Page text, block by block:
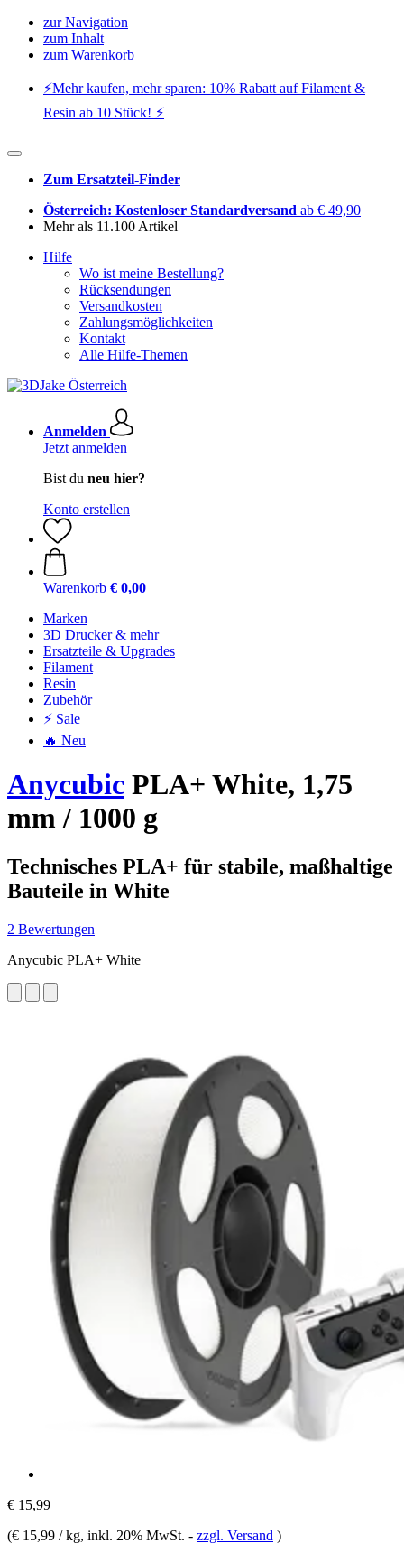
zur Navigation
zum Inhalt
zum Warenkorb
⚡️Mehr kaufen, mehr sparen: 10% Rabatt auf Filament &
Resin ab 10 Stück! ⚡️
Zum Ersatzteil-Finder
Österreich: Kostenloser Standardversand ab € 49,90
Mehr als 11.100 Artikel
Hilfe
Wo ist meine Bestellung?
Rücksendungen
Versandkosten
Zahlungsmöglichkeiten
Kontakt
Alle Hilfe-Themen
Anmelden
Jetzt anmelden
Bist du neu hier?
Konto erstellen
Warenkorb € 0,00
Marken
3D Drucker & mehr
Ersatzteile & Upgrades
Filament
Resin
Zubehör
⚡ Sale
🔥 Neu
Anycubic PLA+ White, 1,75
mm / 1000 g
Technisches PLA+ für stabile, maßhaltige
Bauteile in White
2 Bewertungen
Anycubic PLA+ White
€ 15,99
(€ 15,99 / kg, inkl. 20% MwSt. - zzgl. Versand )